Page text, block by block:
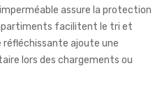
assure la protection
facilitent le tri et
réfléchissante ajoute une
lors des chargements ou